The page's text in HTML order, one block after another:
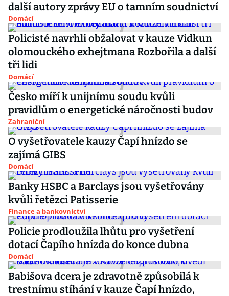
další autory zprávy EU o tamním soudnictví
Domácí
Policisté navrhli obžalovat v kauze Vidkun
olomouckého exhejtmana Rozbořila a další
tři lidi
Domácí
Česko míří k unijnímu soudu kvůli
pravidlům o energetické náročnosti budov
Zahraniční
O vyšetřovatele kauzy Čapí hnízdo se
zajímá GIBS
Domácí
Banky HSBC a Barclays jsou vyšetřovány
kvůli řetězci Patisserie
Finance a bankovnictví
Policie prodloužila lhůtu pro vyšetření
dotací Čapího hnízda do konce dubna
Domácí
Babišova dcera je zdravotně způsobilá k
trestnímu stíhání v kauze Čapí hnízdo,